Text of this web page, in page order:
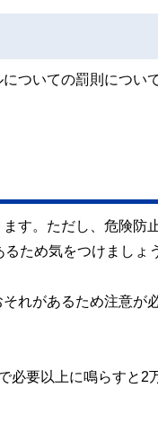
ついての罰則につい
す。ただし、危険防
ため気をつけましょ
れがあるため注意が
必要以上に鳴らすと2